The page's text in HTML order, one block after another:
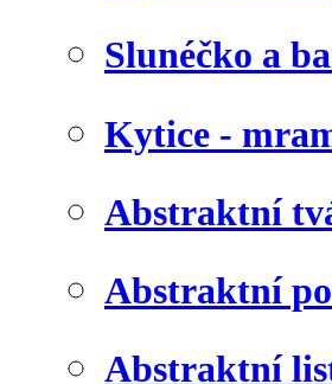
Slunéčko a
Kytice -
Abstraktní
Abstraktní
Abstraktní